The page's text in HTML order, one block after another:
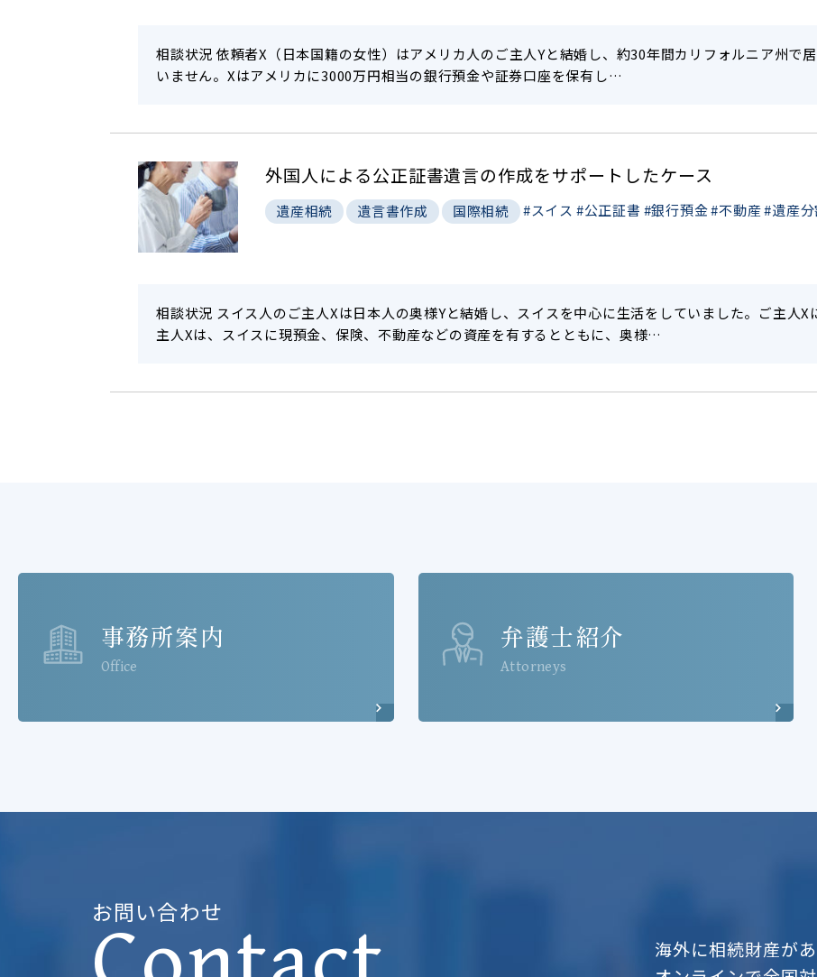
相談状況 依頼者X（日本国籍の女性）はアメリカ人のご主人Yと結婚し、約30年間カリフォルニア州で
いません。Xはアメリカに3000万円相当の銀行預金や証券口座を保有し…
外国人による公正証書遺言の作成をサポートしたケース
遺産相続 遺言書作成 国際相続 #スイス #公正証書 #銀行預金#不動産#遺産分
相談状況 スイス人のご主人Xは日本人の奥様Yと結婚し、スイスを中心に生活をしていました。ご主人
主人Xは、スイスに現預金、保険、不動産などの資産を有するとともに、奥様…
事務所案内
Office
弁護士紹介
Attorneys
お問い合わせ
海外に相続財産が